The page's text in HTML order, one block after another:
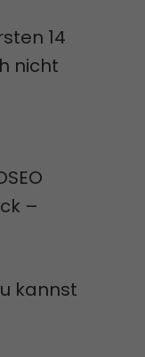
14
nicht
–
kannst